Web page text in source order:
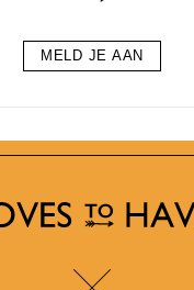
MELD JE AAN